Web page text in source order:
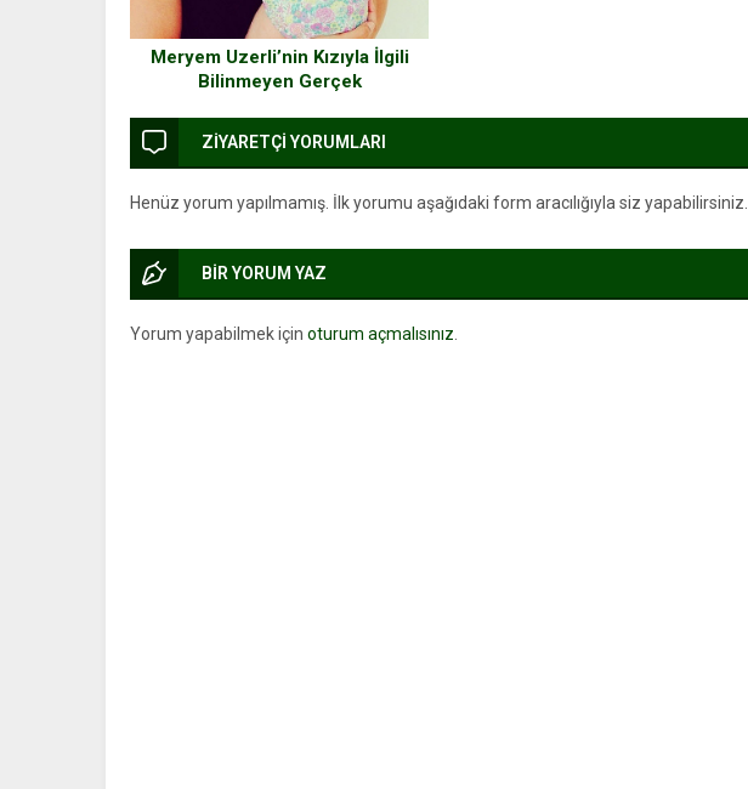
Meryem Uzerli’nin Kızıyla İlgili
Bilinmeyen Gerçek
ZİYARETÇİ YORUMLARI
Henüz yorum yapılmamış. İlk yorumu aşağıdaki form aracılığıyla siz yapabilirsiniz.
BİR YORUM YAZ
Yorum yapabilmek için oturum açmalısınız.